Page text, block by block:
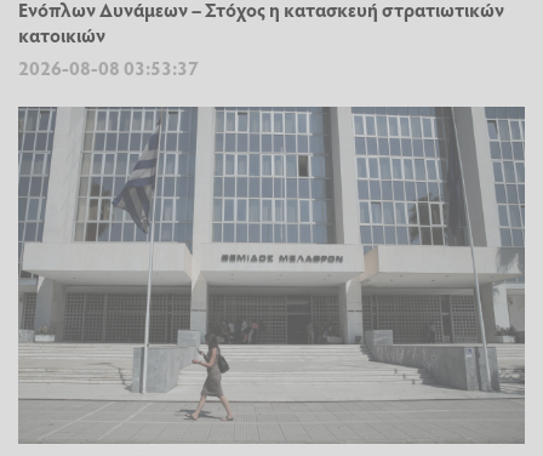
Ενόπλων Δυνάμεων – Στόχος η κατασκευή στρατιωτικών
κατοικιών
2026-08-08 03:53:37